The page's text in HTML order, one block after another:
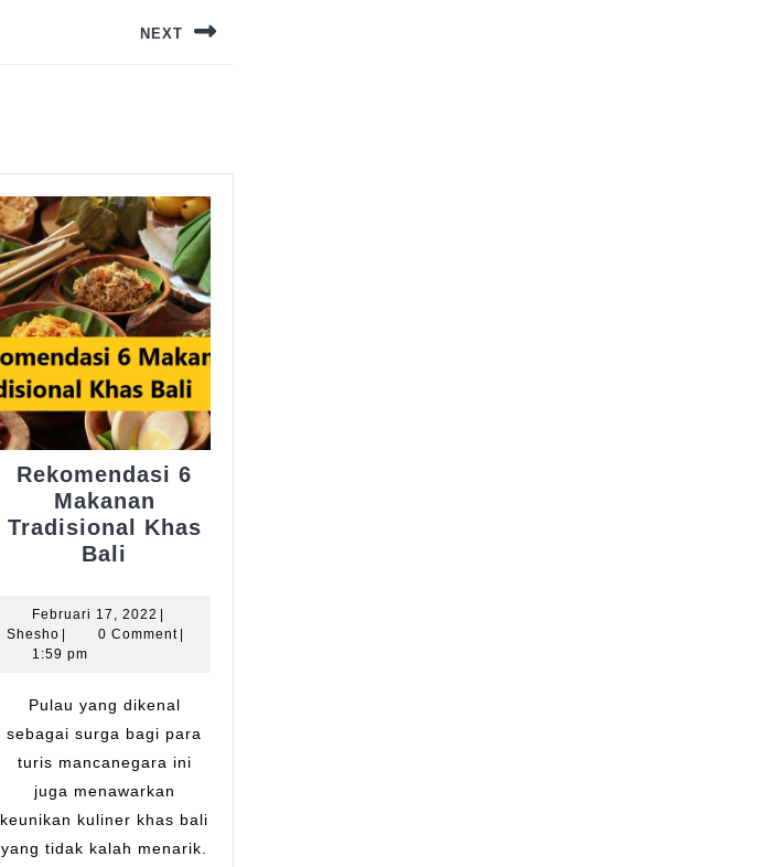
NEXT
Rekomendasi 6
Makanan
Tradisional Khas
Bali
Makanan
Tradisional
Februari 17, 2022 Februari
17,
|
Shesho Shesho
| 0 Comment |
1:59 pm
Pulau yang dikenal
sebagai surga bagi para
turis mancanegara ini
juga menawarkan
keunikan kuliner khas bali
yang tidak kalah menarik.